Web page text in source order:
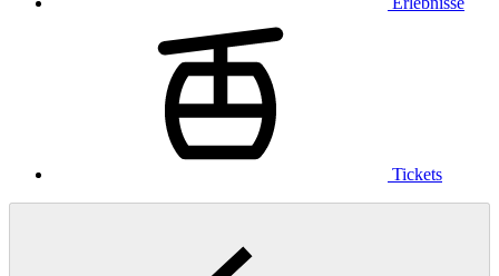
Tickets